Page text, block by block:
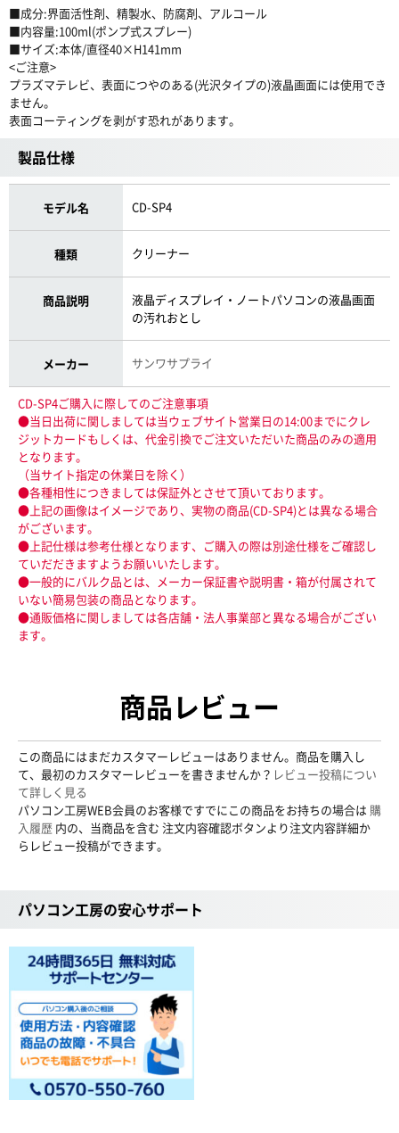
■成分:界面活性剤、精製水、防腐剤、アルコール
■内容量:100ml(ポンプ式スプレー)
■サイズ:本体/直径40×H141mm
<ご注意>
プラズマテレビ、表面につやのある(光沢タイプの)液晶画面には使用でき
ません。
表面コーティングを剥がす恐れがあります。
製品仕様
モデル名 CD-SP4
種類 クリーナー
商品説明
液晶ディスプレイ・ノートパソコンの液晶画面
の汚れおとし
メーカー サンワサプライ
CD-SP4ご購入に際してのご注意事項
●当日出荷に関しましては当ウェブサイト営業日の14:00までにクレ
ジットカードもしくは、代金引換でご注文いただいた商品のみの適用
となります。
（当サイト指定の休業日を除く）
●各種相性につきましては保証外とさせて頂いております。
●上記の画像はイメージであり、実物の商品(CD-SP4)とは異なる場合
がございます。
●上記仕様は参考仕様となります、ご購入の際は別途仕様をご確認し
ていだだきますようお願いいたします。
●一般的にバルク品とは、メーカー保証書や説明書・箱が付属されて
いない簡易包装の商品となります。
●通販価格に関しましては各店舗・法人事業部と異なる場合がござい
ます。
商品レビュー
この商品にはまだカスタマーレビューはありません。商品を購入し
て、最初のカスタマーレビューを書きませんか？ レビュー投稿につい
て詳しく見る
パソコン工房WEB会員のお客様ですでにこの商品をお持ちの場合は 購
入履歴 内の、当商品を含む 注文内容確認ボタンより注文内容詳細か
らレビュー投稿ができます。
パソコン工房の安心サポート